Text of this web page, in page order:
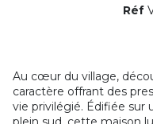
Réf
Au cœur du village,
caractère offrant des
vie privilégié. Édifiée sur